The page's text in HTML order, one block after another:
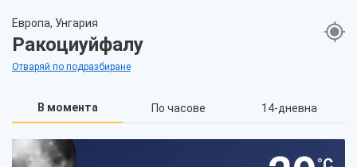
Европа, Унгария
Ракоциуйфалу
Отваряй по подразбиране
В момента По часове 14-дневна